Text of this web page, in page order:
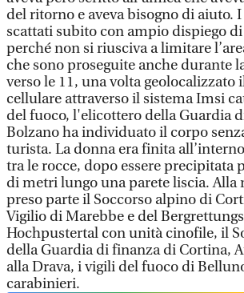
del ritorno e aveva bisogno di aiuto.
scattati subito con ampio dispiego
perché non si riusciva a limitare
che sono proseguite anche durante
verso le 11, una volta geolocalizzato
cellulare attraverso il sistema Imsi
del fuoco, l'elicottero della Guardia
Bolzano ha individuato il corpo
turista. La donna era finita
tra le rocce, dopo essere precipitata
di metri lungo una parete liscia. Alla
preso parte il Soccorso alpino di
Vigilio di Marebbe e del
Hochpustertal con unità cinofile, il
della Guardia di finanza di Cortina,
alla Drava, i vigili del fuoco di
carabinieri.